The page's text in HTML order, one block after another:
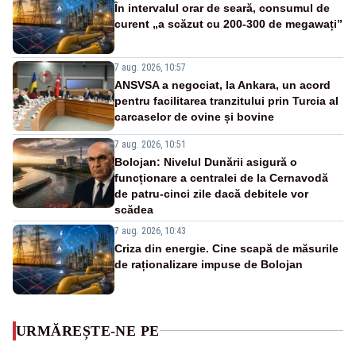
În intervalul orar de seară, consumul de
curent „a scăzut cu 200-300 de megawați”
7 aug. 2026, 10:57
ANSVSA a negociat, la Ankara, un acord
pentru facilitarea tranzitului prin Turcia al
carcaselor de ovine și bovine
7 aug. 2026, 10:51
Bolojan: Nivelul Dunării asigură o
funcționare a centralei de la Cernavodă
de patru-cinci zile dacă debitele vor
scădea
7 aug. 2026, 10:43
Criza din energie. Cine scapă de măsurile
de raționalizare impuse de Bolojan
URMĂREȘTE-NE PE